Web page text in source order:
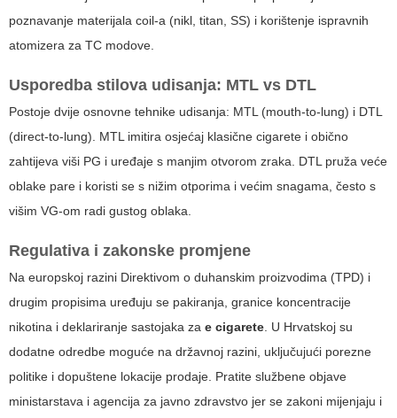
poznavanje materijala coil-a (nikl, titan, SS) i korištenje ispravnih
atomizera za TC modove.
Usporedba stilova udisanja: MTL vs DTL
Postoje dvije osnovne tehnike udisanja: MTL (mouth-to-lung) i DTL
(direct-to-lung). MTL imitira osjećaj klasične cigarete i obično
zahtijeva viši PG i uređaje s manjim otvorom zraka. DTL pruža veće
oblake pare i koristi se s nižim otporima i većim snagama, često s
višim VG-om radi gustog oblaka.
Regulativa i zakonske promjene
Na europskoj razini Direktivom o duhanskim proizvodima (TPD) i
drugim propisima uređuju se pakiranja, granice koncentracije
nikotina i deklariranje sastojaka za e cigarete. U Hrvatskoj su
dodatne odredbe moguće na državnoj razini, uključujući porezne
politike i dopuštene lokacije prodaje. Pratite službene objave
ministarstava i agencija za javno zdravstvo jer se zakoni mijenjaju i